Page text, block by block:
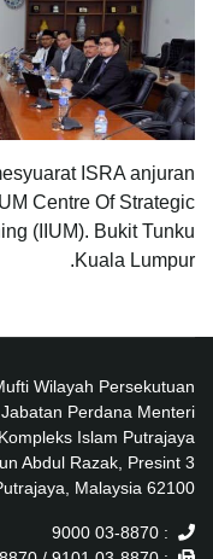
ISRA anjuran
Centre Of Strategic
(IIUM). Bukit Tunku
Kuala Lumpur.
Wilayah Persekutuan
Jabatan Perdana Menteri
Islam Putrajaya
Abdul Razak, Presint 3
62100 Putrajaya, Malaysia.
: 03-8870 9000